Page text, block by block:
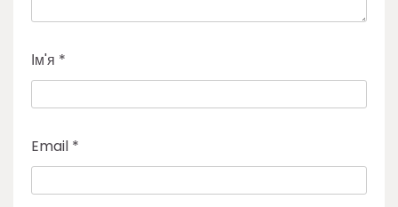
Ім'я *
Email *